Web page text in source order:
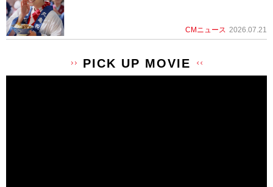
CMニュース 2026.07.21
PICK UP MOVIE